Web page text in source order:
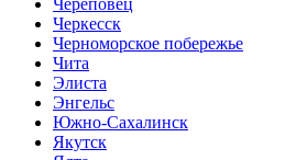
Череповец
Черкесск
Черноморское побережье
Чита
Элиста
Энгельс
Южно-Сахалинск
Якутск